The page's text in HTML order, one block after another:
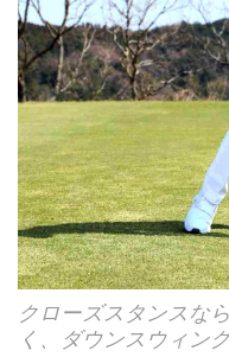
クローズスタンスな
く、ダウンスウィン